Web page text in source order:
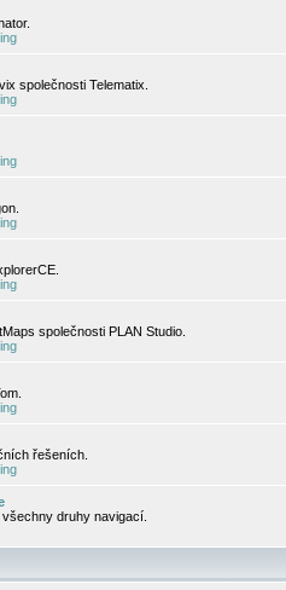
společnosti Telematix.
společnosti PLAN Studio.
řešeních.
druhy navigací.